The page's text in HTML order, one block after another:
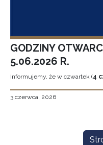
GODZINY
5.06.2026 R.
Informujemy, że w czwartek (4
3 czerwca, 2026